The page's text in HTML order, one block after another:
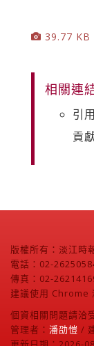
39.77
相關連
引
貢
版權所有：淡江時
電話：02-
傳真：02-
建議使用 Chrome
個資相關問題請洽
管理者： 潘劭愷 /